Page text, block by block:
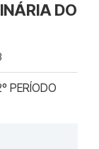
DO
PERÍODO